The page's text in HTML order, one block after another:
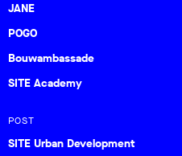
JANE
POGO
Bouwambassade
SITE Academy
POST
SITE Urban Development